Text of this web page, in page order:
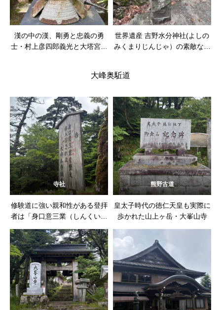
漢の中の漢、剛勇と忠義の勇
士・村上彦四郎義光と大塔宮護
世界遺産 吉野水分神社(よしの
みくまりじんじゃ）の素敵なし
大峰奥駈道
寺社
修験道に強い親和性がある登拝
者は「身口意三業（しんくいさ
熊野古道
皇太子時代の徳仁天皇も実際に
歩かれた山上ヶ岳・大峯山寺